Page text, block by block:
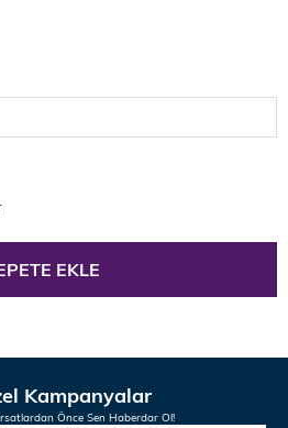
Kampanyalar
Önce Sen Haberdar Ol!